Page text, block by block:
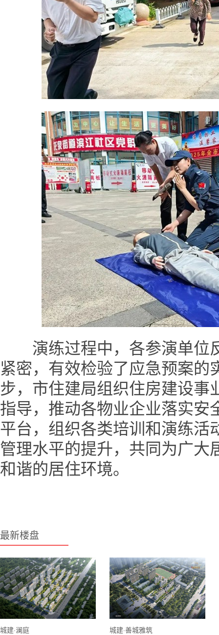
演练过程中，各参演单位
紧密，有效检验了应急预案的
步，市住建局组织住房建设
指导，推动各物业企业落实安
平台，组织各类培训和演练活
管理水平的提升，共同为广大
和谐的居住环境。
最新楼盘
城建·澜庭 城建·善城雅筑